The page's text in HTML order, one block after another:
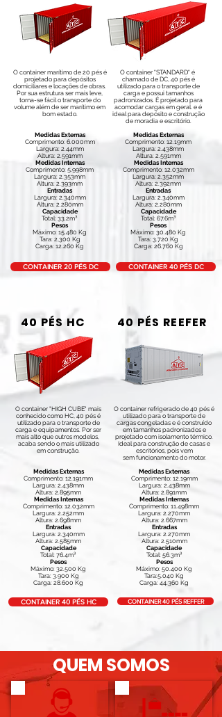
O container marítimo de 20 pés é
projetado para depósitos
domiciliares e locações de obras.
Por sua estrutura ser mais leve,
torna-se fácil o transporte do
volume além de ser marítimo em
bom estado.
Medidas Externas
Comprimento: 6.000mm
Largura: 2.44mm
Altura: 2.591mm
Medidas Internas
Comprimento: 5.998mm
Largura: 2.353mm
Altura: 2.393mm
Entradas
Largura: 2.340mm
Altura: 2.280mm
Capacidade
Total: 33.2m³
Pesos
Máximo: 15.480 Kg
Tara: 2,300 Kg
Carga: 12.260 Kg
O container "STANDARD" é
chamado de DC, 40 pés é
utilizado para o transporte de
carga e possui tamanhos
padronizados. É projetado para
acomodar cargas em geral. e é
ideal para depósito e construção
de moradia e escritório.
Medidas Externas
Comprimento: 12.19mm
Largura: 2.438mm
Altura: 2.591mm
Medidas Internas
Comprimento: 12.032mm
Largura: 2.352mm
Altura: 2.392mm
Entradas
Largura: 2.340mm
Altura: 2.280mm
Capacidade
Total: 67.6m³
Pesos
Máximo: 30.480 Kg
Tara: 3.720 Kg
Carga: 26.760 Kg
CONTAINER 20 PÉS DC CONTAINER 40 PÉS DC
40 PÉS HC 40 PÉS REEFER
O container "HIGH CUBE" mais
conhecido como HC, 40 pés é
utilizado para o transporte de
carga e equipamentos. Por ser
mais alto que outros modelos,
acaba sendo o mais utilizado
em construção.
Medidas Externas
Comprimento: 12.191mm
Largura: 2.438mm
Altura: 2.895mm
Medidas Internas
Comprimento: 12.032mm
Largura: 2.252mm
Altura: 2.698mm
Entradas
Largura: 2.340mm
Altura: 2.585mm
Capacidade
Total: 76.4m³
Pesos
Máximo: 32.500 Kg
Tara: 3.900 Kg
Carga: 28.600 Kg
O container refrigerado de 40 pés é
utilizado para o transporte de
cargas congeladas e é construído
em tamanhos padronizados e
projetado com isolamento térmico.
Ideal para construção de casas e
escritórios, pois vem
sem funcionamento do motor.
Medidas Externas
Comprimento: 12.19mm
Largura: 2.438mm
Altura: 2.891mm
Medidas Internas
Comprimento: 11.498mm
Largura: 2.270mm
Altura: 2.667mm
Entradas
Largura: 2.270mm
Altura: 2.510mm
Capacidade
Total: 56.3m³
Pesos
Máximo: 50.400 Kg
Tara:5.040 Kg
Carga: 44.360 Kg
CONTAINER 40 PÉS HC CONTAINER 40 PÉS REFFER
QUEM SOMOS